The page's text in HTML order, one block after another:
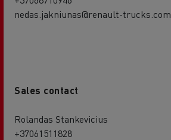
nedas.jakniunas@renault-trucks.com
Sales contact
Rolandas Stankevicius
+37061511828